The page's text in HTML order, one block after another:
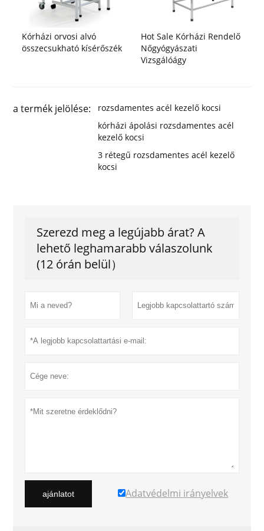
Kórházi orvosi alvó
összecsukható kísérőszék
Hot Sale Kórházi Rendelő
Nőgyógyászati ​​
Vizsgálóágy
a termék jelölése:
rozsdamentes acél kezelő kocsi
kórházi ápolási rozsdamentes acél
kezelő kocsi
3 rétegű rozsdamentes acél kezelő
kocsi
Szerezd meg a legújabb árat? A
lehető leghamarabb válaszolunk
(12 órán belül）
ajánlatot Adatvédelmi irányelvek